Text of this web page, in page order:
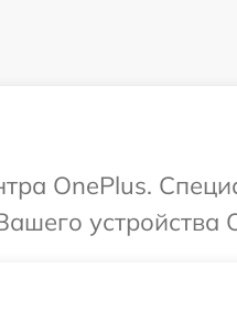
OnePlus.
устройства